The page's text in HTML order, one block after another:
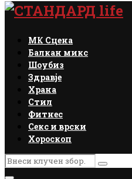
Facebook
Instagram
Email
Rss
МК Сцена
Балкан микс
Шоубиз
Здравје
Храна
Стил
Фитнес
Секс и врски
Хороскоп
Search
for:
Search